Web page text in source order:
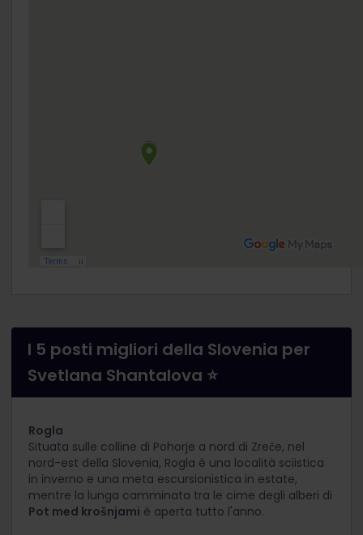
I 5 posti migliori della Slovenia per
Svetlana Shantalova ⭐
Rogla
Situata sulle colline di Pohorje a nord di Zreče, nel
nord-est della Slovenia, Rogla è una località sciistica
in inverno e una meta escursionistica in estate,
mentre la lunga camminata tra le cime degli alberi di
Pot med krošnjami è aperta tutto l'anno.